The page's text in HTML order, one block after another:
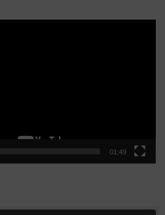
01:49